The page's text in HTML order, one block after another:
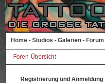
Home - Studios - Galerien - Forum
Foren-Übersicht
Registrierung und Anmeldung